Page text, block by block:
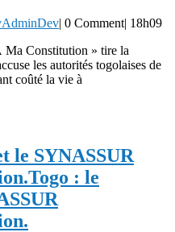
AdminDev| 0 Comment| 18h09
les autorités togolaises de
coûté la vie à
le SYNASSUR
Togo : le